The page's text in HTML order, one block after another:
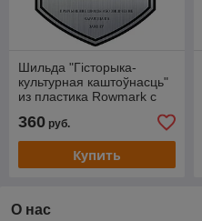
Шильда "Гісторыка-
культурная каштоўнасць"
из пластика Rowmark с
300*420мм
360 руб.
Купить
О нас